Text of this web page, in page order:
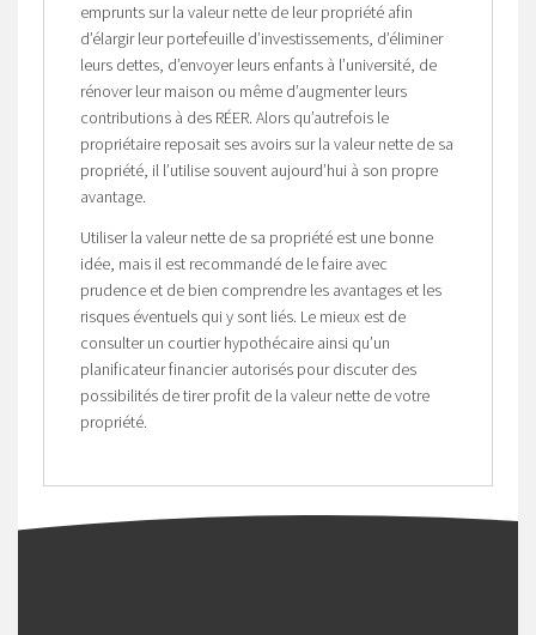
emprunts sur la valeur nette de leur propriété afin
d’élargir leur portefeuille d’investissements, d’éliminer
leurs dettes, d’envoyer leurs enfants à l’université, de
rénover leur maison ou même d’augmenter leurs
contributions à des RÉER. Alors qu’autrefois le
propriétaire reposait ses avoirs sur la valeur nette de sa
propriété, il l’utilise souvent aujourd’hui à son propre
avantage.
Utiliser la valeur nette de sa propriété est une bonne
idée, mais il est recommandé de le faire avec
prudence et de bien comprendre les avantages et les
risques éventuels qui y sont liés. Le mieux est de
consulter un courtier hypothécaire ainsi qu’un
planificateur financier autorisés pour discuter des
possibilités de tirer profit de la valeur nette de votre
propriété.